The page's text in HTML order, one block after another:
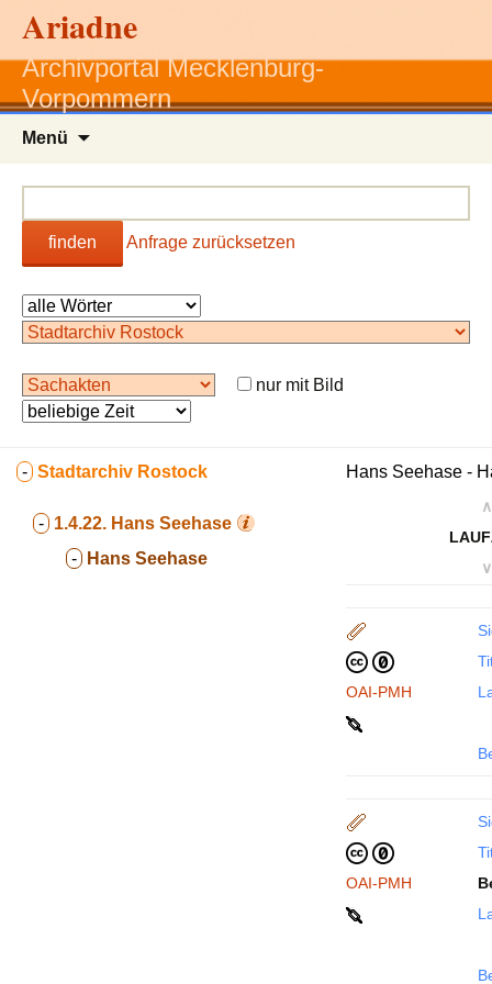
Ariadne
Archivportal Mecklenburg-
Vorpommern
Menü
finden Anfrage zurücksetzen
nur mit Bild
- Stadtarchiv Rostock
- 1.4.22. Hans Seehase
- Hans Seehase
Hans Seehase -
∧
∨
OAI-PMH
OAI-PMH